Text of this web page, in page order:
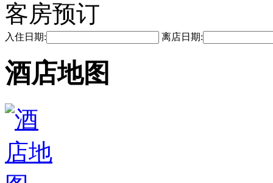
客房预订
入住日期: 离店日期:
酒店地图